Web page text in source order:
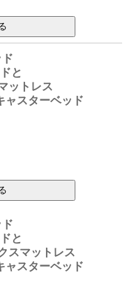
と
ットレス
ャスターベッド
と
スマットレス
ャスターベッド